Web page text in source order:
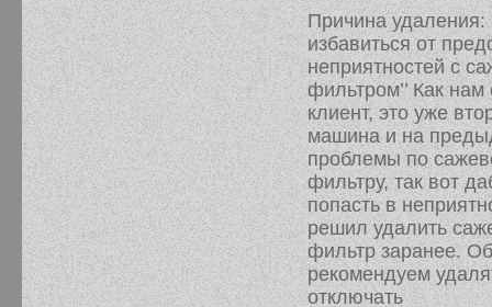
Причина удаления:
избавиться от
неприятностей с
фильтром’’ Как нам
клиент, это уже
машина и на
проблемы по
фильтру, так вот
попасть в
решил удалить
фильтр заранее.
рекомендуем
отключать